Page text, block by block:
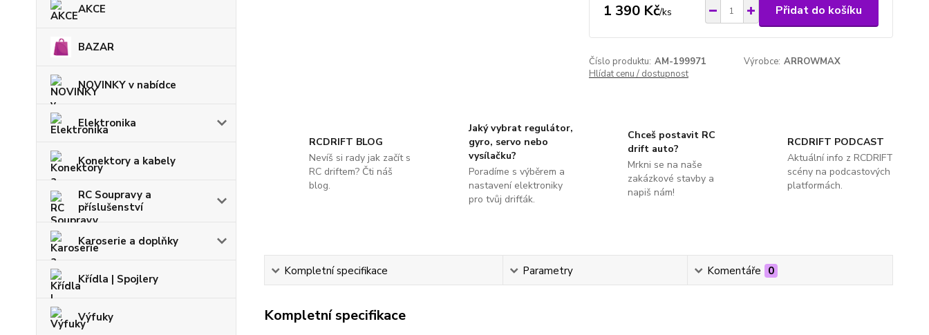
AKCE
BAZAR
NOVINKY v nabídce
Elektronika
Konektory a kabely
RC Soupravy a
příslušenství
Karoserie a doplňky
Křídla | Spojlery
Výfuky
1 390 Kč/ks Přidat do košíku
Číslo produktu: AM-199971 Výrobce: ARROWMAX
Hlídat cenu / dostupnost
RCDRIFT BLOG
Nevíš si rady jak začít s
RC driftem? Čti náš
blog.
Jaký vybrat regulátor,
gyro, servo nebo
vysílačku?
Poradíme s výběrem a
nastavení elektroniky
pro tvůj drifťák.
Chceš postavit RC
drift auto?
Mrkni se na naše
zakázkové stavby a
napiš nám!
RCDRIFT PODCAST
Aktuální info z RCDRIFT
scény na podcastových
platformách.
Kompletní specifikace Parametry Komentáře 0
Kompletní specifikace